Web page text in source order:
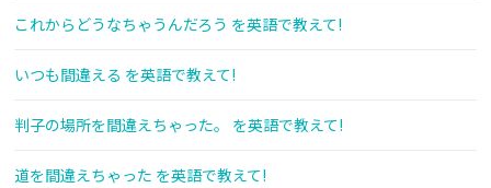
これからどうなちゃうんだろう を英語で教えて!
いつも間違える を英語で教えて!
判子の場所を間違えちゃった。 を英語で教えて!
道を間違えちゃった を英語で教えて!